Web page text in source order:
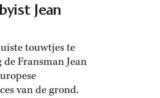
Jean
touwtjes te
Fransman Jean
van de grond.